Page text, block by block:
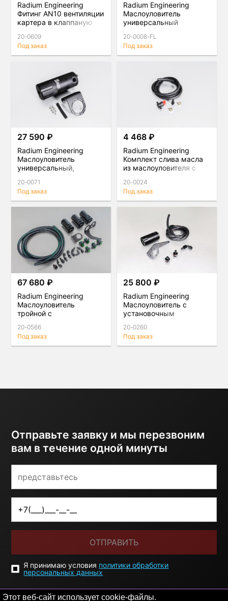
Этот веб-сайт использует cookie-файлы.
Radium Engineering
Фитинг AN10 вентиляции
картера в клаппаную
выпуска 1JZ non VVTi
20-0609
Под заказ
Radium Engineering
Маслоуловитель
универсальный
20-0008-FL
Под заказ
27 590 ₽
Radium Engineering
Маслоуловитель
универсальный,
20-0071
Под заказ
4 468 ₽
Radium Engineering
Комплект слива масла
из маслоуловителя с
20-0024
Под заказ
67 680 ₽
Radium Engineering
Маслоуловитель
тройной с
комплектом Nissan GT-R
R35
20-0566
Под заказ
25 800 ₽
Radium Engineering
Маслоуловитель с
установочным
20-0260
Под заказ
Отправьте заявку и мы перезвоним
вам в течение одной минуты
ОТПРАВИТЬ
Я принимаю условия политики обработки
персональных данных